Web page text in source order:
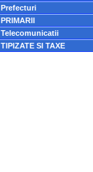
Prefecturi
PRIMARII
Telecomunicatii
TIPIZATE SI TAXE